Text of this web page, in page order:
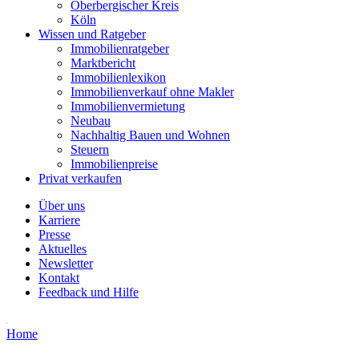
Oberbergischer Kreis
Köln
Wissen und Ratgeber
Immobilienratgeber
Marktbericht
Immobilienlexikon
Immobilienverkauf ohne Makler
Immobilienvermietung
Neubau
Nachhaltig Bauen und Wohnen
Steuern
Immobilienpreise
Privat verkaufen
Über uns
Karriere
Presse
Aktuelles
Newsletter
Kontakt
Feedback und Hilfe
Home